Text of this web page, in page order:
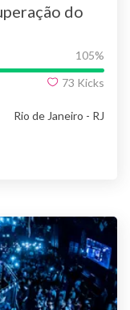
do
105%
73 Kicks
Rio de Janeiro - RJ